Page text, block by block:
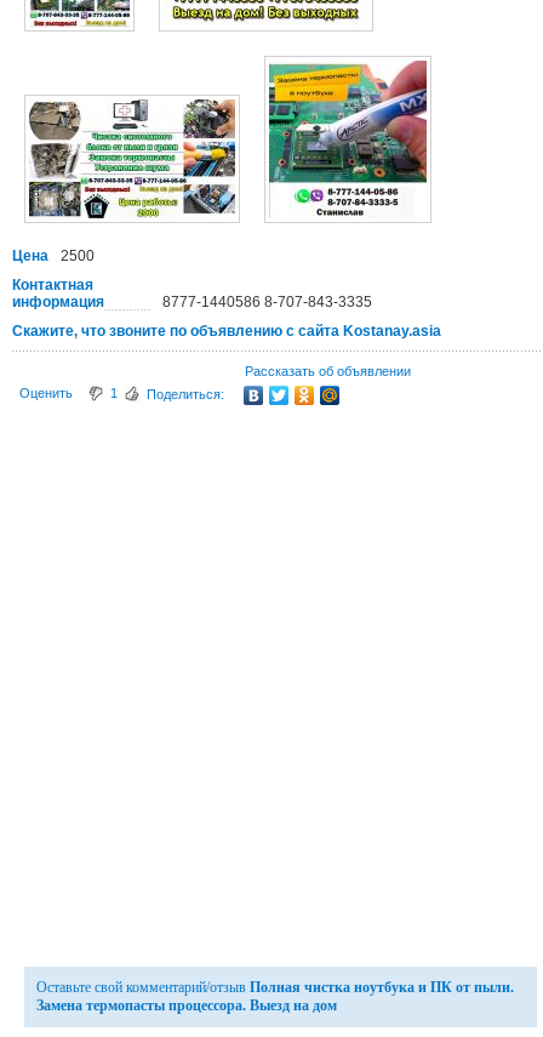
Цена
2500
Контактная
информация
8777-1440586 8-707-843-3335
Скажите, что звоните по объявлению с сайта Kostanay.asia
Рассказать об объявлении
Оценить
1 Поделиться:
Оставьте свой комментарий/отзыв Полная чистка ноутбука и ПК от пыли.
Замена термопасты процессора. Выезд на дом